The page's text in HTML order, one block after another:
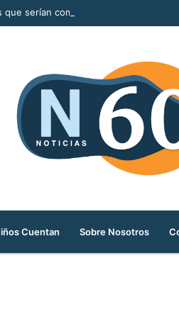
serían comercializados durante la
Cuentan Sobre Nosotros